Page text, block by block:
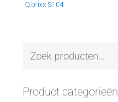
Q.brixx S104
Product categorieën